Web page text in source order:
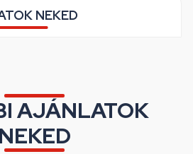
NEKED
AJÁNLATOK
NEKED